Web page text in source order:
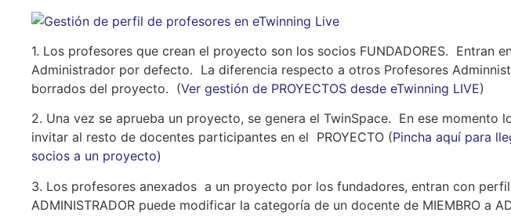
1. Los profesores que crean el proyecto son los socios FUNDADORES. Entran
Administrador por defecto. La diferencia respecto a otros Profesores
borrados del proyecto. (Ver gestión de PROYECTOS desde eTwinning LIVE)
2. Una vez se aprueba un proyecto, se genera el TwinSpace. En ese momento
invitar al resto de docentes participantes en el PROYECTO (Pincha aquí para
socios a un proyecto)
3. Los profesores anexados a un proyecto por los fundadores, entran con
ADMINISTRADOR puede modificar la categoría de un docente de MIEMBRO a